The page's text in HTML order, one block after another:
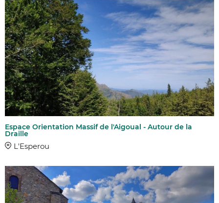
Espace Orientation Massif de l'Aigoual - Autour de la
Draille
L'Esperou